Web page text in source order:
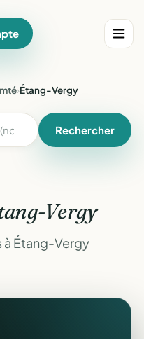
›Étang-Vergy
Rechercher
Vergy
à Étang-Vergy